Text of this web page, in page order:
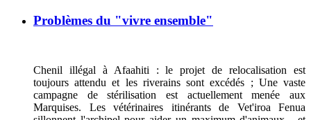
Problèmes du "vivre ensemble"
Chenil illégal à Afaahiti : le projet de relocalisation est
toujours attendu et les riverains sont excédés ; Une vaste
campagne de stérilisation est actuellement menée aux
Marquises. Les vétérinaires itinérants de Vet'iroa Fenua